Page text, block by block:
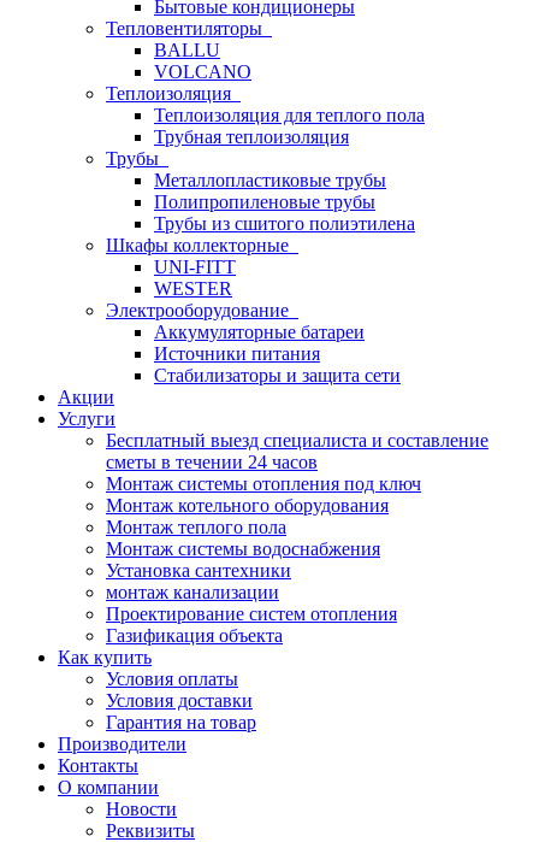
Бытовые кондиционеры
Тепловентиляторы
BALLU
VOLCANO
Теплоизоляция
Теплоизоляция для теплого пола
Трубная теплоизоляция
Трубы
Металлопластиковые трубы
Полипропиленовые трубы
Трубы из сшитого полиэтилена
Шкафы коллекторные
UNI-FITT
WESTER
Электрооборудование
Аккумуляторные батареи
Источники питания
Стабилизаторы и защита сети
Акции
Услуги
Бесплатный выезд специалиста и составление
сметы в течении 24 часов
Монтаж системы отопления под ключ
Монтаж котельного оборудования
Монтаж теплого пола
Монтаж системы водоснабжения
Установка сантехники
монтаж канализации
Проектирование систем отопления
Газификация объекта
Как купить
Условия оплаты
Условия доставки
Гарантия на товар
Производители
Контакты
О компании
Новости
Реквизиты